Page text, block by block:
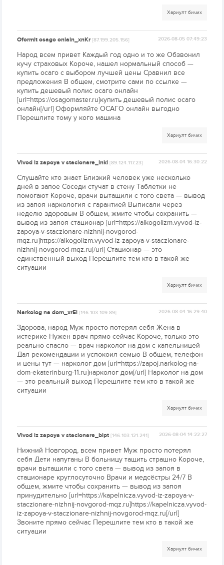
Хариулт бичих
Oformit osago onlain_xnKr[87.199.205.156] 2026-08-05 07:49:23
Народ всем привет Каждый год одно и то же Обзвонил
кучу страховых Короче, нашел нормальный способ —
купить осаго с выбором лучшей цены Сравнил все
предложения В общем, смотрите сами по ссылке —
купить дешевый полис осаго онлайн
[url=https://osagomaster.ru]купить дешевый полис осаго
онлайн[/url] Оформляйте ОСАГО онлайн выгодно
Перешлите тому у кого машина
Хариулт бичих
Vivod iz zapoya v stacionare_lnkl[89.124.117.23] 2026-08-04 16:30:22
Слушайте кто знает Близкий человек уже несколько
дней в запое Соседи стучат в стену Таблетки не
помогают Короче, врачи вытащили с того света — вывод
из запоя наркология с гарантией Выписали через
неделю здоровым В общем, жмите чтобы сохранить —
вывод из запоя стационар [url=https://alkogolizm.vyvod-iz-
zapoya-v-staczionare-nizhnij-novgorod-
mqz.ru]https://alkogolizm.vyvod-iz-zapoya-v-staczionare-
nizhnij-novgorod-mqz.ru[/url] Стационар — это
единственный выход Перешлите тем кто в такой же
ситуации
Хариулт бичих
Narkolog na dom_xrEi[146.103.109.89] 2026-08-04 16:29:40
Здорова, народ Муж просто потерял себя Жена в
истерике Нужен врач прямо сейчас Короче, только это
реально спасло — врач нарколог на дом с капельницей
Дал рекомендации и успокоил семью В общем, телефон
и цены тут — нарколог дом [url=https://zapoj.narkolog-na-
dom-ekaterinburg-11.ru]нарколог дом[/url] Нарколог на дом
— это реальный выход Перешлите тем кто в такой же
ситуации
Хариулт бичих
Vivod iz zapoya v stacionare_bipt[146.103.121.241] 2026-08-04 14:22:27
Нижний Новгород, всем привет Муж просто потерял
себя Дети напуганы В больницу тащить страшно Короче,
врачи вытащили с того света — вывод из запоя в
стационаре круглосуточно Врачи и медсёстры 24/7 В
общем, жмите чтобы сохранить — вывод из запоя
принудительно [url=https://kapelnicza.vyvod-iz-zapoya-v-
staczionare-nizhnij-novgorod-mqz.ru]https://kapelnicza.vyvod-
iz-zapoya-v-staczionare-nizhnij-novgorod-mqz.ru[/url]
Звоните прямо сейчас Перешлите тем кто в такой же
ситуации
Хариулт бичих